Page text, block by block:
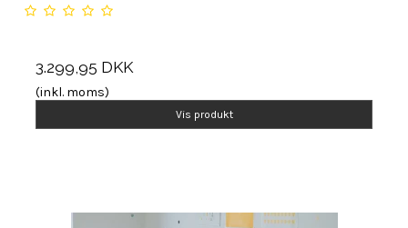
3.299,95 DKK
(inkl. moms)
Vis produkt